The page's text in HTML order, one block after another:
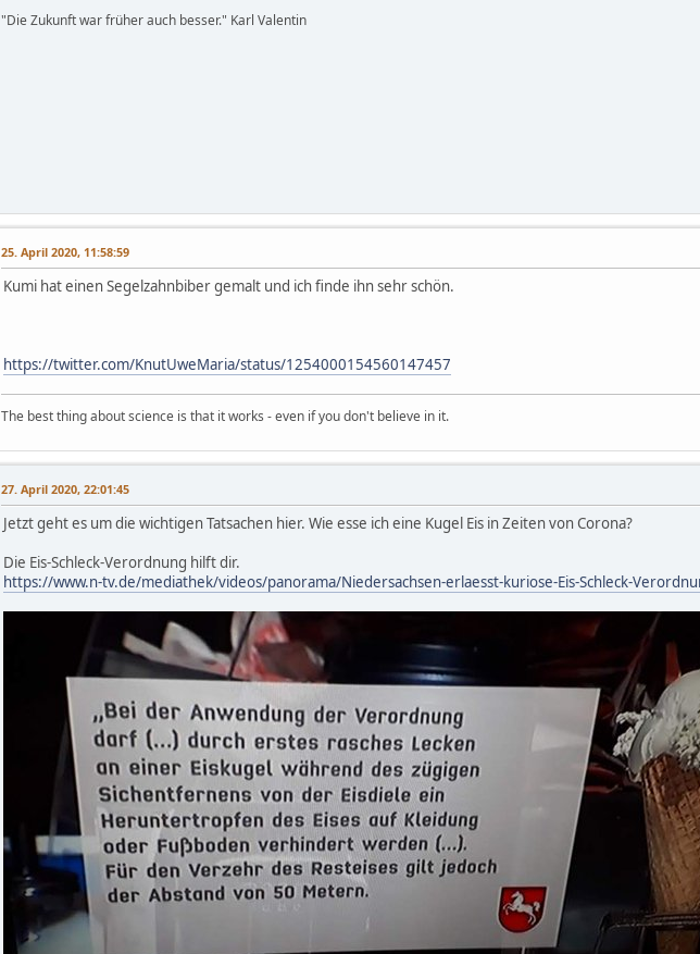
"Die Zukunft war früher auch besser." Karl Valentin
25. April 2020, 11:58:59
Kumi hat einen Segelzahnbiber gemalt und ich finde ihn sehr schön.
https://twitter.com/KnutUweMaria/status/1254000154560147457
The best thing about science is that it works - even if you don't believe in it.
27. April 2020, 22:01:45
Jetzt geht es um die wichtigen Tatsachen hier. Wie esse ich eine Kugel Eis in Zeiten von Corona?
Die Eis-Schleck-Verordnung hilft dir.
https://www.n-tv.de/mediathek/videos/panorama/Niedersachsen-erlaesst-kuriose-Eis-Schleck-